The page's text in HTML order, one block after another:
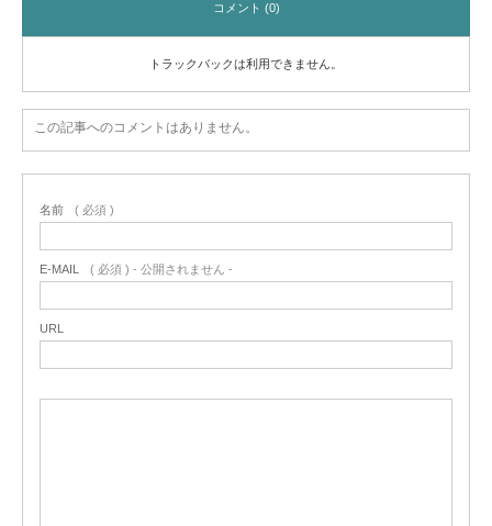
コメント (0)
トラックバックは利用できません。
この記事へのコメントはありません。
名前 ( 必須 )
E-MAIL ( 必須 ) - 公開されません -
URL